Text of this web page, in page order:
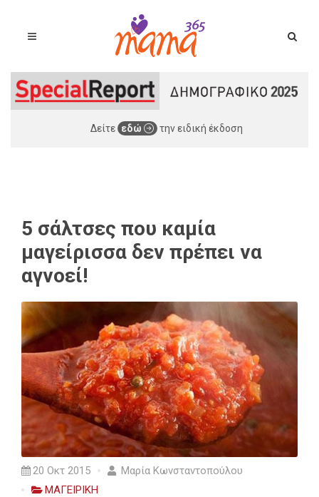
Δείτε εδώ την ειδική έκδοση
5 σάλτσες που καμία
μαγείρισσα δεν πρέπει να
αγνοεί!
20 Οκτ 2015
Μαρία Κωνσταντοπούλου
ΜΑΓΕΙΡΙΚΗ